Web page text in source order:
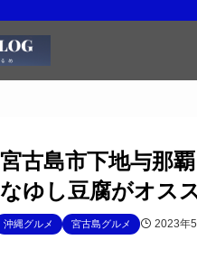
宮古島市下地与那
なゆし豆腐がオス
沖縄グルメ 宮古島グルメ 2023年